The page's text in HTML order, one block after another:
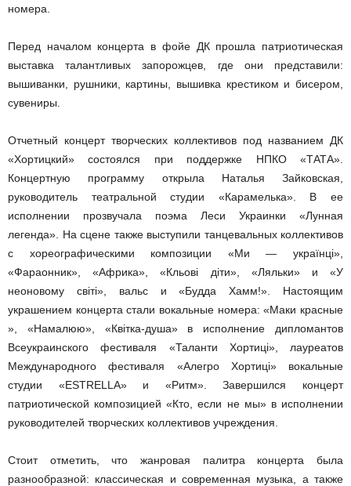
номера.
Перед началом концерта в фойе ДК прошла патриотическая
выставка талантливых запорожцев, где они представили:
вышиванки, рушники, картины, вышивка крестиком и бисером,
сувениры.
Отчетный концерт творческих коллективов под названием ДК
«Хортицкий» состоялся при поддержке НПКО «ТАТА».
Концертную программу открыла Наталья Зайковская,
руководитель театральной студии «Карамелька». В ее
исполнении прозвучала поэма Леси Украинки «Лунная
легенда». На сцене также выступили танцевальных коллективов
с хореографическими композиции «Ми — українці»,
«Фараонник», «Африка», «Кльові діти», «Ляльки» и «У
неоновому світі», вальс и «Будда Хамм!». Настоящим
украшением концерта стали вокальные номера: «Маки красные
», «Намалюю», «Квітка-душа» в исполнение дипломантов
Всеукраинского фестиваля «Таланти Хортиці», лауреатов
Международного фестиваля «Алегро Хортиці» вокальные
студии «ESTRELLA» и «Ритм». Завершился концерт
патриотической композицией «Кто, если не мы» в исполнении
руководителей творческих коллективов учреждения.
Стоит отметить, что жанровая палитра концерта была
разнообразной: классическая и современная музыка, а также